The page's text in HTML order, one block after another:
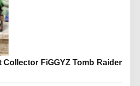
Collector FiGGYZ Tomb Raider